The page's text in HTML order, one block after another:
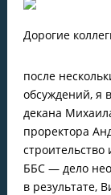
Дорогие
после
обсуждений, я
декана
проректора
ББС — дело
в результате,